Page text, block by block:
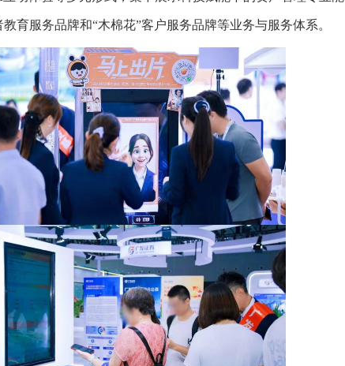
育服务品牌和“木棉花”客户服务品牌等业务与服务体系。